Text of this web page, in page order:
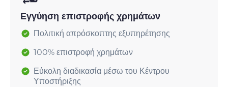
Εγγύηση επιστροφής χρημάτων
Πολιτική απρόσκοπτης εξυπηρέτησης
100% επιστροφή χρημάτων
Εύκολη διαδικασία μέσω του Κέντρου
Υποστήριξης